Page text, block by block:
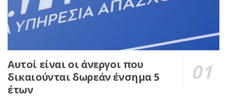
Αυτοί είναι οι άνεργοι που
δικαιούνται δωρεάν ένσημα 5
έτων